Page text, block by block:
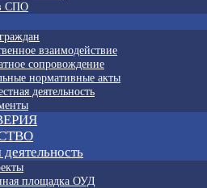
СПО
взаимодействие
сопровождение
нормативные акты
деятельность
площадка ОУД